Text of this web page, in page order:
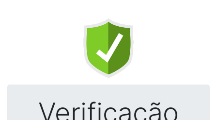
Verificação